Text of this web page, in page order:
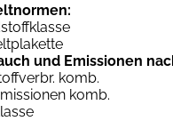
und Emissionen
komb.
komb.